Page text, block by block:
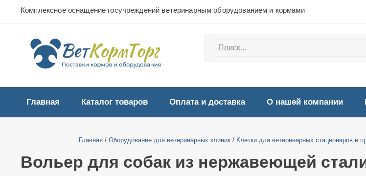
Комплексное оснащение госучреждений ветеринарным оборудованием и кормами
Главная Каталог товаров Оплата и доставка О нашей компании
Главная / Оборудование для ветеринарных клиник / Клетки для ветеринарных стационаров и
Вольер для собак из нержавеющей